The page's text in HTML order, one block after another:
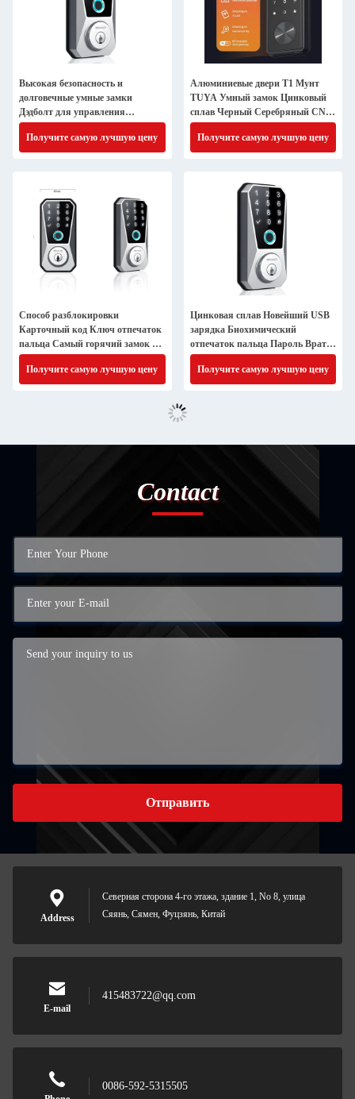
Высокая безопасность и
долговечные умные замки
Дэдболт для управления
безопасностью двери спальни
Получите самую лучшую цену
Алюминиевые двери T1 Мунт
TUYA Умный замок Цинковый
сплав Черный Серебряный CN
FUJ Wifi Синий Зуб
Получите самую лучшую цену
Способ разблокировки
Карточный код Ключ отпечаток
пальца Самый горячий замок с
подключением WiFi для квартир
Получите самую лучшую цену
Цинковая сплав Новейший USB
зарядка Биохимический
отпечаток пальца Пароль Врата
Умный замок двери
Получите самую лучшую цену
Contact
Отправить
Address
Северная сторона 4-го этажа, здание 1, No 8, улица
Сяянь, Сямен, Фуцзянь, Китай
E-mail
415483722@qq.com
0086-592-5315505